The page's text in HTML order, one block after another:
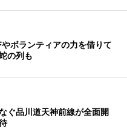
ボランティアの力を借りて
の列も
ぐ品川道天神前線が全面開